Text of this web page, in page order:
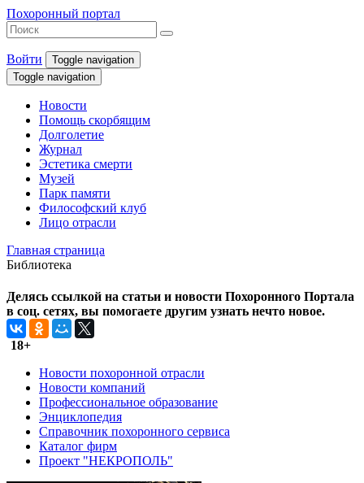
Похоронный портал
Войти
Toggle navigation
Toggle navigation
Новости
Помощь скорбящим
Долголетие
Журнал
Эстетика смерти
Музей
Парк памяти
Философский клуб
Лицо отрасли
Главная страница
Библиотека
Делясь ссылкой на статьи и новости Похоронного Портала
в соц. сетях, вы помогаете другим узнать нечто новое.
18+
Новости похоронной отрасли
Новости компаний
Профессиональное образование
Энциклопедия
Справочник похоронного сервиса
Каталог фирм
Проект "НЕКРОПОЛЬ"